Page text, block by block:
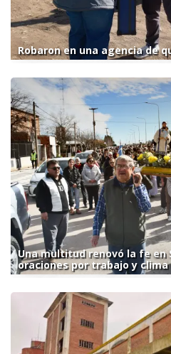
Robaron en una agencia de
Una multitud renovó la fe en
oraciones por trabajo y